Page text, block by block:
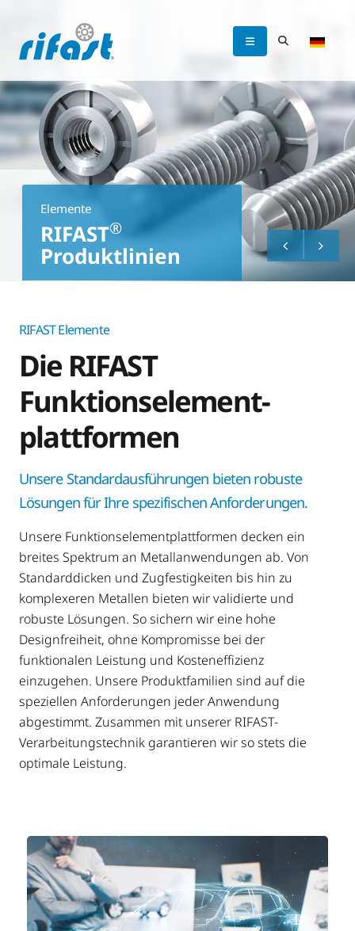
RIFAST®
Produktlinien
Elemente
RIFAST Elemente
Die RIFAST
Funktionselement­
plattformen
Unsere Standardausführungen bieten robuste
Lösungen für Ihre spezifischen Anforderungen.
Unsere Funktionselementplattformen decken ein
breites Spektrum an Metallanwendungen ab. Von
Standarddicken und Zugfestigkeiten bis hin zu
komplexeren Metallen bieten wir validierte und
robuste Lösungen. So sichern wir eine hohe
Designfreiheit, ohne Kompromisse bei der
funktionalen Leistung und Kosteneffizienz
einzugehen. Unsere Produktfamilien sind auf die
speziellen Anforderungen jeder Anwendung
abgestimmt. Zusammen mit unserer RIFAST-
Verarbeitungstechnik garantieren wir so stets die
optimale Leistung.